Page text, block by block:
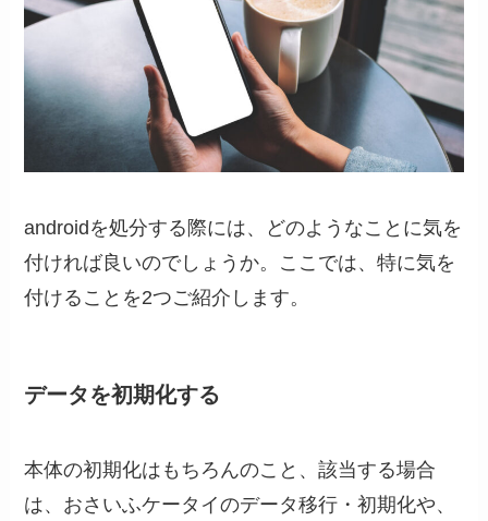
androidを処分する際には、どのようなことに気を
付ければ良いのでしょうか。ここでは、特に気を
付けることを2つご紹介します。
データを初期化する
本体の初期化はもちろんのこと、該当する場合
は、おさいふケータイのデータ移行・初期化や、